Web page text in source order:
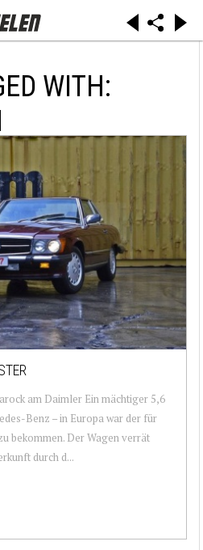
WITH:
am Daimler Ein mächtiger 5,6
Benz – in Europa war der für
bekommen. Der Wagen verrät
durch d...